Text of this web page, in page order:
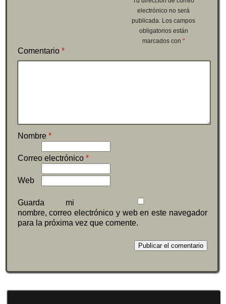
electrónico no será
publicada. Los campos
obligatorios están
marcados con *
Comentario *
Nombre *
Correo electrónico *
Web
Guarda mi
nombre, correo electrónico y web en este navegador
para la próxima vez que comente.